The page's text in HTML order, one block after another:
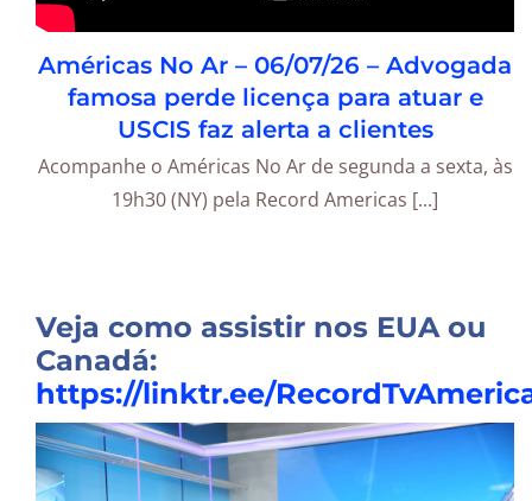
Américas No Ar – 06/07/26 – Advogada
famosa perde licença para atuar e
USCIS faz alerta a clientes
Acompanhe o Américas No Ar de segunda a sexta, às
19h30 (NY) pela Record Americas [...]
Veja como assistir nos EUA ou
Canadá:
https://linktr.ee/